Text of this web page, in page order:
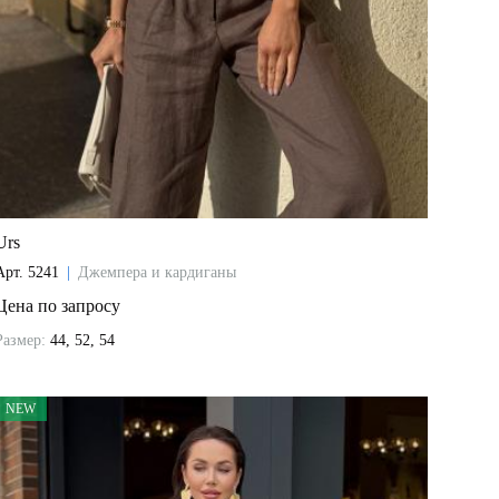
5241 Джемпера и кардиганы
по запросу
44, 52, 54
NEW